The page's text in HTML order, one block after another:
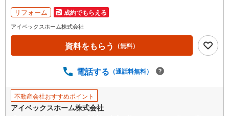
リフォーム 成約でもらえる
アイベックスホーム株式会社
資料をもらう （無料）
電話する （通話料無料）
不動産会社おすすめポイント
アイベックスホーム株式会社